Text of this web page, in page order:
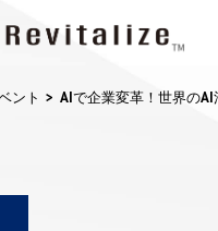
ント AIで企業変革！世界の